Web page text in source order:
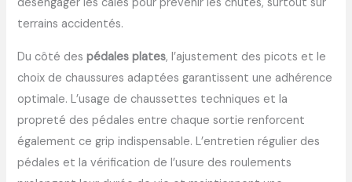
désengager les cales pour prévenir les chutes, surtout sur
terrains accidentés.
Du côté despédales plates, l’ajustement des picots et le
choix de chaussures adaptées garantissent une adhérence
optimale. L’usage de chaussettes techniques et la
propreté des pédales entre chaque sortie renforcent
également ce grip indispensable. L’entretien régulier des
pédales et la vérification de l’usure des roulements